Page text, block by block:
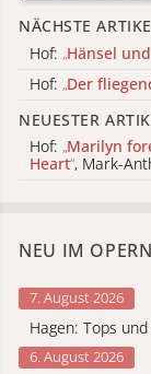
NÄCHSTE
Hof: „Hänsel
Hof: „Der
NEUESTER
Hof: „Marilyn
Heart“, Mark-
NEU IM
7. August 2026
Hagen: Tops und
6. August 2026